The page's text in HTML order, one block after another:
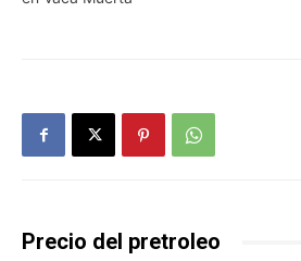
Precio del pretroleo